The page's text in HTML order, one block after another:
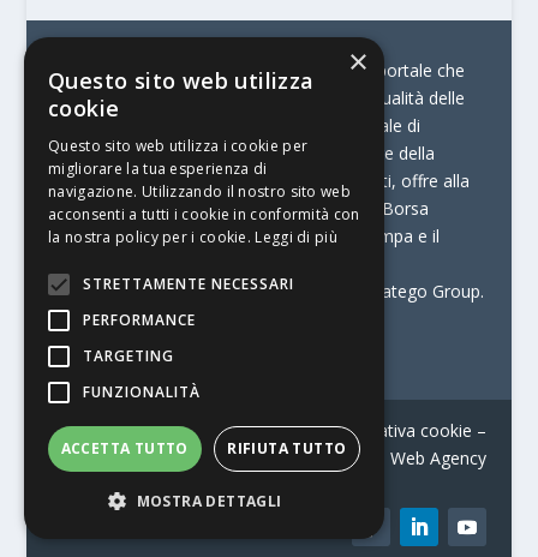
© Stratego Group –
stampamedia.net è il portale che
racconta le innovazioni tecnologiche e l’attualità delle
aziende di stampa e di converting. È il portale di
riferimento per chi opera in Italia nel settore della
comunicazione stampata. Oltre ai contenuti, offre alla
propria community diversi servizi come:
la Borsa
Lavoro, la Print Connection, i Big della Stampa e il
Stampamedia.net è una delle testate di Stratego Group.
Partita IVA07921450156
Contatti–Informativa privacy–Informativa cookie –
Web Agency
×
Questo sito web utilizza
cookie
Questo sito web utilizza i cookie per
migliorare la tua esperienza di
navigazione. Utilizzando il nostro sito web
acconsenti a tutti i cookie in conformità con
la nostra policy per i cookie. Leggi di più
STRETTAMENTE NECESSARI
PERFORMANCE
TARGETING
FUNZIONALITÀ
ACCETTA TUTTO RIFIUTA TUTTO
MOSTRA DETTAGLI